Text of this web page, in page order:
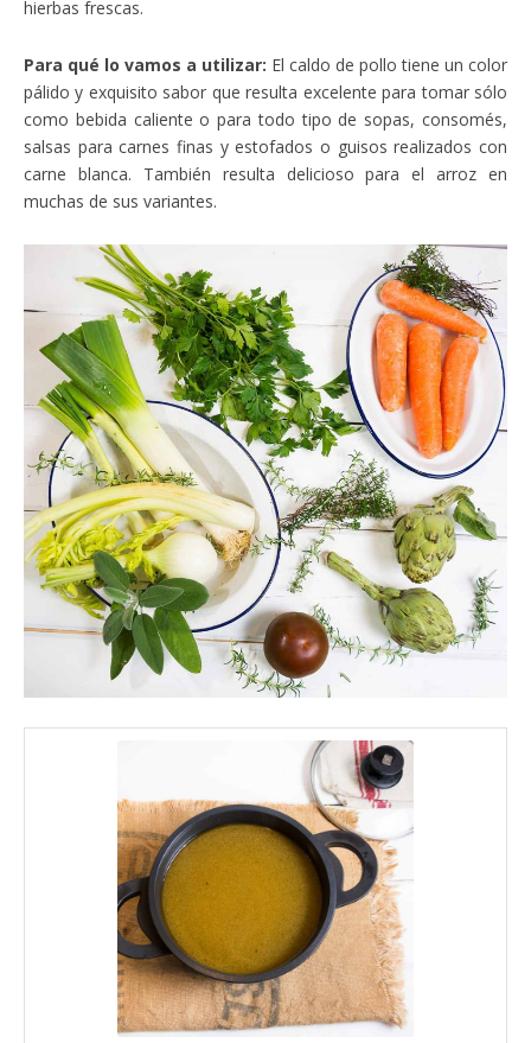
hierbas frescas.
Para qué lo vamos a utilizar: El caldo de pollo tiene un color
pálido y exquisito sabor que resulta excelente para tomar sólo
como bebida caliente o para todo tipo de sopas, consomés,
salsas para carnes finas y estofados o guisos realizados con
carne blanca. También resulta delicioso para el arroz en
muchas de sus variantes.